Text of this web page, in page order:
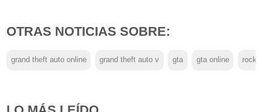
OTRAS NOTICIAS SOBRE:
grand theft auto online grand theft auto v gta gta online